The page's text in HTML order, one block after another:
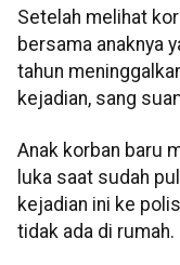
Setelah melihat
bersama anaknya
tahun
kejadian, sang
Anak korban baru
luka saat sudah
kejadian ini ke
tidak ada di rumah.